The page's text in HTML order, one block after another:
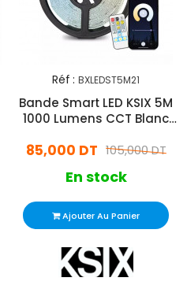
Réf : BXLEDST5M21
Bande Smart LED KSIX 5M
1000 Lumens CCT Blanc
105,000 DT
85,000 DT
En stock
Ajouter Au Panier